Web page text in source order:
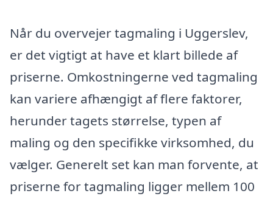
Når du overvejer tagmaling i Uggerslev,
er det vigtigt at have et klart billede af
priserne. Omkostningerne ved tagmaling
kan variere afhængigt af flere faktorer,
herunder tagets størrelse, typen af
maling og den specifikke virksomhed, du
vælger. Generelt set kan man forvente, at
priserne for tagmaling ligger mellem 100